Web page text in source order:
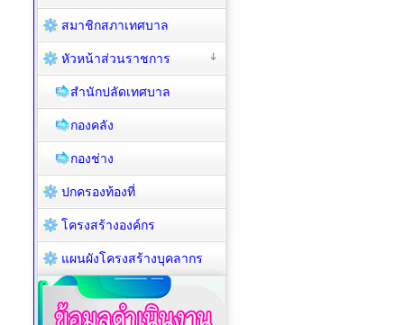
สมาชิกสภาเทศบาล
หัวหน้าส่วนราชการ
สำนักปลัดเทศบาล
กองคลัง
กองช่าง
ปกครองท้องที่
โครงสร้างองค์กร
แผนผังโครงสร้างบุคลากร